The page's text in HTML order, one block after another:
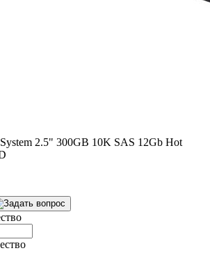
2.5" 300GB 10K SAS 12Gb Hot